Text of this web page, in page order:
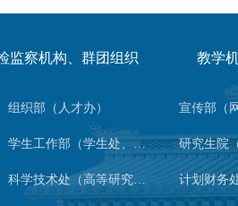
监察机构、群团组织 教学
组织部（人才办）
学生工作部（学生处、人武部）
计划财务